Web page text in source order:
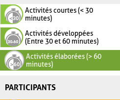
Activités courtes (< 30
minutes)
Activités développées
(Entre 30 et 60 minutes)
Activités élaborées (> 60
minutes)
PARTICIPANTS